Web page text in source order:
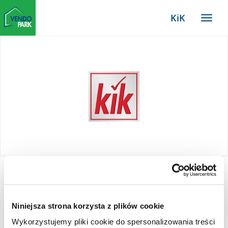
Niniejsza strona korzysta z plików cookie
Wykorzystujemy pliki cookie do spersonalizowania treści
Zum
Haupt-
Inhalt
Menü
KiK
KiK
KiK Textil Sp. z o. o. oferuje bogaty asortyment,